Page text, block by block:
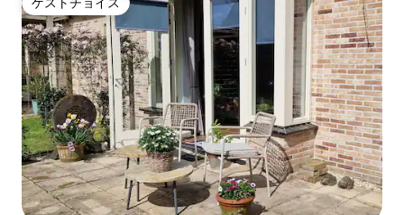
ゲストチョイス